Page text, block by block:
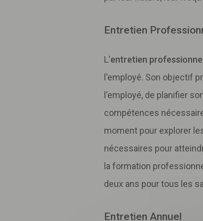
Entretien
L'entretien professionnel
l'employé. Son objectif
l'employé, de planifier
compétences
moment pour explorer
nécessaires pour
la formation
deux ans pour tous les
Entretien Annuel